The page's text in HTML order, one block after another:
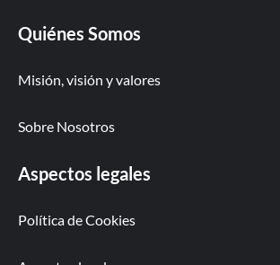
Quiénes Somos
Misión, visión y valores
Sobre Nosotros
Aspectos legales
Política de Cookies